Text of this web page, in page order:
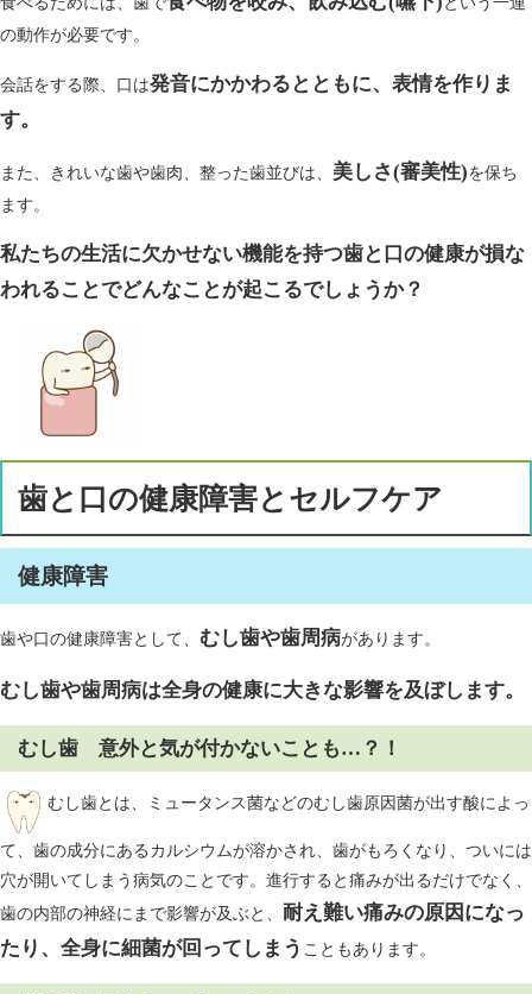
の動作が必要です。
会話をする際、口は発音にかかわるとともに、表情を作りま
す。
また、きれいな歯や歯肉、整った歯並びは、 美しさ(審美性)を保ち
ます。
私たちの生活に欠かせない機能を持つ歯と口の健康が損な
われることでどんなこ とが起こるでしょうか？
歯と口の健康障害とセルフケア
健康障害
歯や口の健康障害として、 むし歯や歯周病があります。
むし歯や歯周病は全身の健康に大きな影響を及ぼします。
むし歯 意外と気が付かないことも…？！
むし歯とは、ミュータンス菌などのむし歯原因菌が出す酸によっ
て、歯の成分にあるカルシウムが溶かされ、歯がもろくなり、ついには
穴が開いてしまう病気のことです。進行すると痛みが出るだけでなく、
歯の内部の神経にまで影響が及ぶと、 耐え難い痛みの原因になっ
たり、全身に細菌が回ってしまう こともあります。